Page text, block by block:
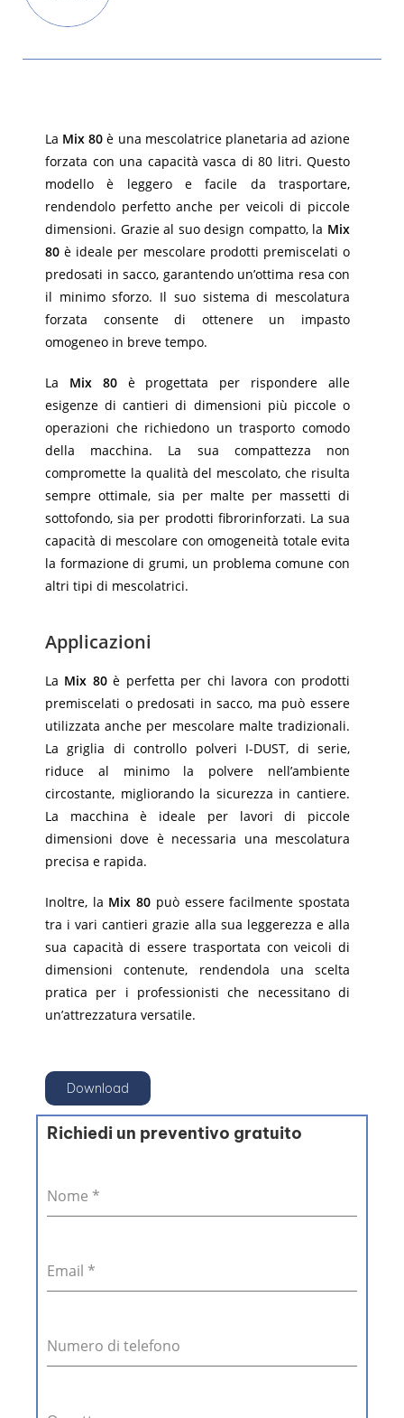
La Mix 80 è una mescolatrice planetaria ad azione
forzata con una capacità vasca di 80 litri. Questo
modello è leggero e facile da trasportare,
rendendolo perfetto anche per veicoli di piccole
dimensioni. Grazie al suo design compatto, la Mix
80 è ideale per mescolare prodotti premiscelati o
predosati in sacco, garantendo un’ottima resa con
il minimo sforzo. Il suo sistema di mescolatura
forzata consente di ottenere un impasto
omogeneo in breve tempo.
La Mix 80è progettata per rispondere alle
esigenze di cantieri di dimensioni più piccole o
operazioni che richiedono un trasporto comodo
della macchina. La sua compattezza non
compromette la qualità del mescolato, che risulta
sempre ottimale, sia per malte per massetti di
sottofondo, sia per prodotti fibrorinforzati. La sua
capacità di mescolare con omogeneità totale evita
la formazione di grumi, un problema comune con
altri tipi di mescolatrici.
Applicazioni
La Mix 80è perfetta per chi lavora con prodotti
premiscelati o predosati in sacco, ma può essere
utilizzata anche per mescolare malte tradizionali.
La griglia di controllo polveri I-DUST, di serie,
riduce al minimo la polvere nell’ambiente
circostante, migliorando la sicurezza in cantiere.
La macchina è ideale per lavori di piccole
dimensioni dove è necessaria una mescolatura
precisa e rapida.
Inoltre, la Mix 80 può essere facilmente spostata
tra i vari cantieri grazie alla sua leggerezza e alla
sua capacità di essere trasportata con veicoli di
dimensioni contenute, rendendola una scelta
pratica per i professionisti che necessitano di
un’attrezzatura versatile.
Download
Richiedi un preventivo gratuito
Nome *
Email *
Numero di telefono